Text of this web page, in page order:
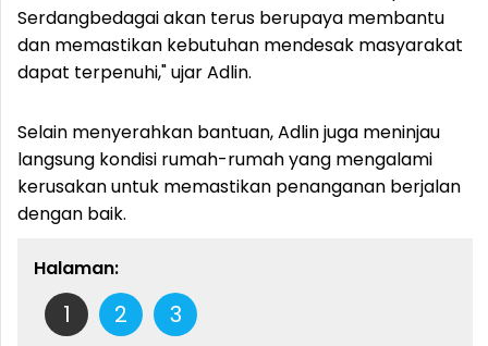
Serdangbedagai akan terus berupaya membantu
dan memastikan kebutuhan mendesak masyarakat
dapat terpenuhi," ujar Adlin.
Selain menyerahkan bantuan, Adlin juga meninjau
langsung kondisi rumah-rumah yang mengalami
kerusakan untuk memastikan penanganan berjalan
dengan baik.
Halaman:
1 2 3